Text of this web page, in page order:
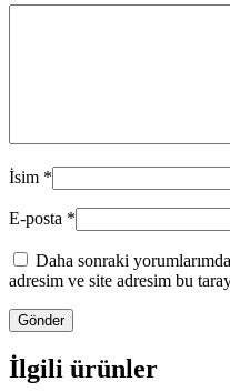
İsim *
E-posta *
Daha sonraki
adresim ve site adresim bu
İlgili ürünler